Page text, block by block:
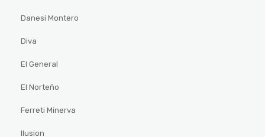
Danesi Montero
Diva
El General
El Norteño
Ferreti Minerva
Ilusion